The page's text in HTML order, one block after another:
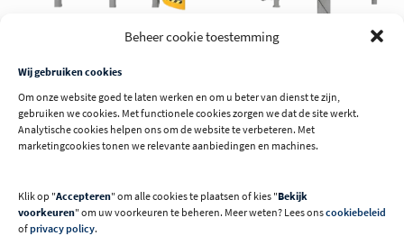
Beheer cookie toestemming
Wij gebruiken cookies
Om onze website goed te laten werken en om u beter van dienst te zijn,
gebruiken we cookies. Met functionele cookies zorgen we dat de site werkt.
Analytische cookies helpen ons om de website te verbeteren. Met
marketingcookies tonen we relevante aanbiedingen en machines.
Klik op "Accepteren" om alle cookies te plaatsen of kies "Bekijk
voorkeuren" om uw voorkeuren te beheren. Meer weten? Lees onscookiebeleid
ofprivacy policy.
CNC bewerkingscentrum Essetre Techno Fast
Techno Fast is een veelzijdig, snel en compact NC-
bewerkingscentrum voor het verwerken van balken voor de
620x250mm (HxB) en een lengte die kan worden
geconfigureerd volgens de behoeften van de klant.